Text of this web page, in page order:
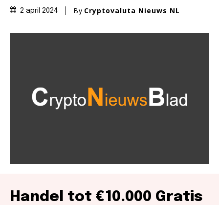
2 april 2024 By Cryptovaluta Nieuws NL
Handel tot €10.000 Gratis